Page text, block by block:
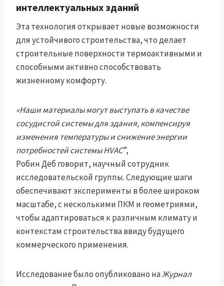
интеллектуальных зданий
Эта технология открывает новые возможности
для устойчивого строительства, что делает
строительные поверхности термоактивными и
способными активно способствовать
жизненному комфорту.
«Наши материалы могут выступать в качестве
сосудистой системы для здания, компенсируя
изменения температуры и снижение энергии
потребностей системы HVAC”,
Робин Деб говорит, научный сотрудник
исследовательской группы. Следующие шаги
обеспечивают эксперименты в более широком
масштабе, с несколькими ПКМ и геометриями,
чтобы адаптироваться к различным климату и
контекстам строительства ввиду будущего
коммерческого применения.
Исследование было опубликовано наЖурнал